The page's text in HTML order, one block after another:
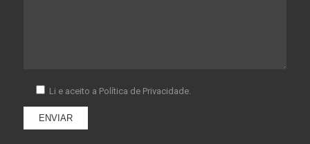
Li e aceito a Política de Privacidade.